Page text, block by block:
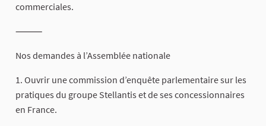
commerciales.
⸻
Nos demandes à l’Assemblée nationale
1. Ouvrir une commission d’enquête parlementaire sur les
pratiques du groupe Stellantis et de ses concessionnaires
en France.